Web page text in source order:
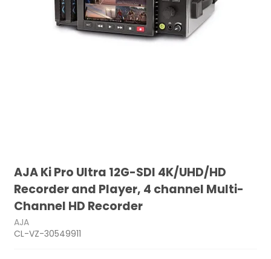
AJA Ki Pro Ultra 12G-SDI 4K/UHD/HD
Recorder and Player, 4 channel Multi-
Channel HD Recorder
AJA
CL-VZ-30549911